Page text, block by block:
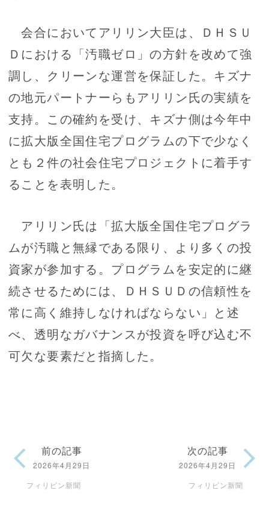
会合においてアリリン大臣は、ＤＨＳＵ
Ｄにおける「汚職ゼロ」の方針を改めて強
調し、クリーンな運営を保証した。キズナ
の地元パートナーらもアリリン氏の実績を
支持。この確約を受け、キズナ側は今年中
に拡大版全国住宅プログラムの下で少なく
とも２件の社会住宅プロジェクトに着手す
ることを表明した。
アリリン氏は「拡大版全国住宅プログラ
ムが汚職と無縁である限り、より多くの投
資家が参加する。プログラムを安定的に継
続させるためには、ＤＨＳＵＤの信頼性を
常に高く維持しなければならない」と述
べ、透明なガバナンスが投資を呼び込む不
可欠な要素だと指摘した。
前の記事
2026年4月29日
フィリピン新聞
次の記事
2026年4月29日
フィリピン新聞